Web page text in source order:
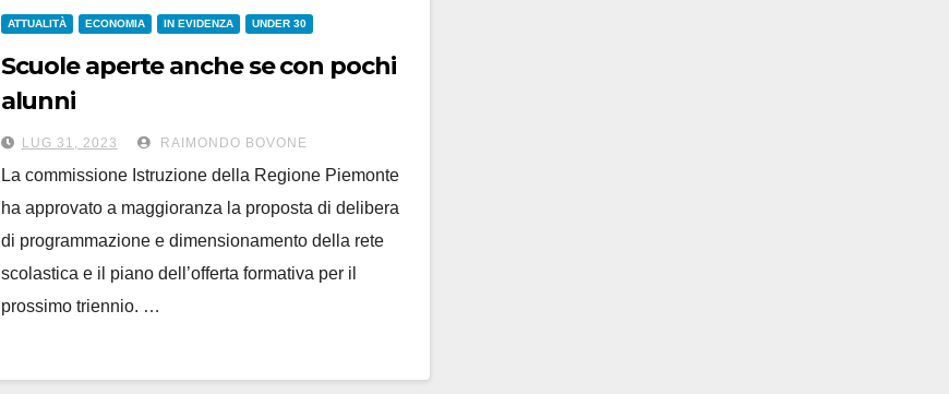
ATTUALITÀ ECONOMIA IN EVIDENZA UNDER 30
Scuole aperte anche se con pochi
alunni
LUG 31, 2023 RAIMONDO BOVONE
La commissione Istruzione della Regione Piemonte
ha approvato a maggioranza la proposta di delibera
di programmazione e dimensionamento della rete
scolastica e il piano dell’offerta formativa per il
prossimo triennio. …